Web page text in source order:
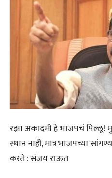
रझा अकादमी हे भाजपचं पिल्लू!
स्थान नाही, मात्र भाजपच्या
करते : संजय राऊत